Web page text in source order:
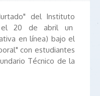
del Instituto
el 20 de abril un
en línea) bajo el
con estudiantes
Técnico de la